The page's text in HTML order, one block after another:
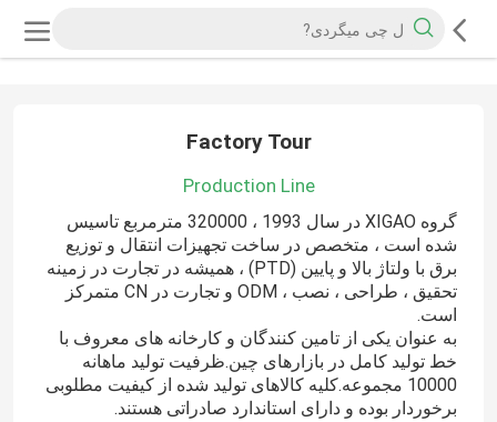
Factory Tour
Production Line
گروه XIGAO در سال 1993 ، 320000 مترمربع تاسیس
شده است ، متخصص در ساخت تجهیزات انتقال و توزیع
برق با ولتاژ بالا و پایین (PTD) ، همیشه در تجارت در زمینه
تحقیق ، طراحی ، نصب ، ODM و تجارت در CN متمرکز
است.
به عنوان یکی از تامین کنندگان و کارخانه های معروف با
خط تولید کامل در بازارهای چین.ظرفیت تولید ماهانه
10000 مجموعه.کلیه کالاهای تولید شده از کیفیت مطلوبی
برخوردار بوده و دارای استاندارد صادراتی هستند.